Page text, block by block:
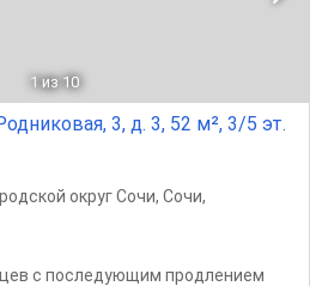
1 из 10
3, д. 3, 52 м², 3/5 эт.
округ Сочи, Сочи,
с последующим продлением